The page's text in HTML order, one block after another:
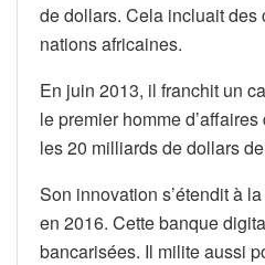
de dollars. Cela incluait des
nations africaines.
En juin 2013, il franchit un
le premier homme
les 20 milliards de dollars
Son innovation s’étendit à
en 2016. Cette banque
bancarisées. Il milite aussi